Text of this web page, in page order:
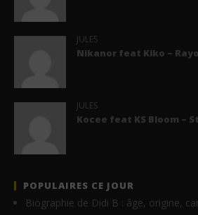
JULES
Nikanor feat Kiko –
JULES
Kocee feat KS Bloom –
POPULAIRES CE JOUR
Biographie de Didi B : âge, origine,